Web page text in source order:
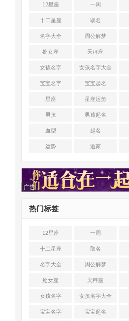
12星座 一周
十二星座 取名
名字大全 周公解梦
处女座 天秤座
女孩名字 女孩名字大全
宝宝名字 宝宝起名
星座 星座运势
男孩 男孩起名
血型 起名
运势 道家
广告
热门标签
12星座 一周
十二星座 取名
名字大全 周公解梦
处女座 天秤座
女孩名字 女孩名字大全
宝宝名字 宝宝起名